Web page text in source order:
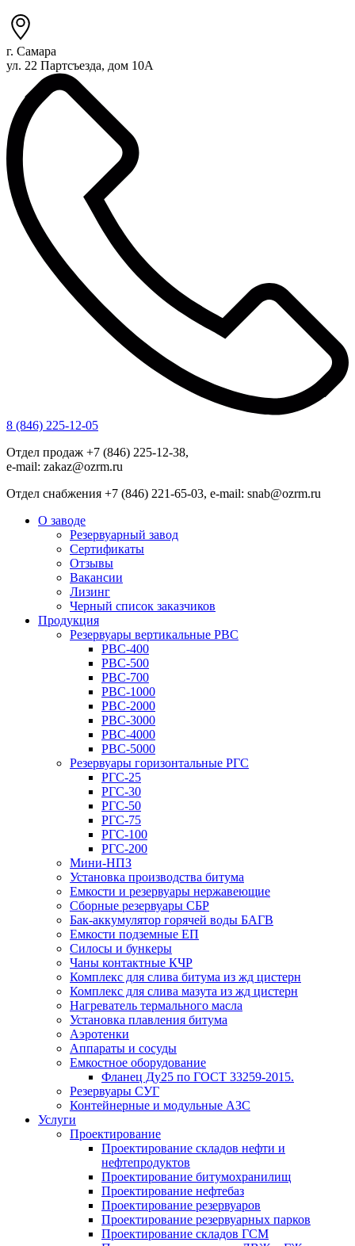
г. Самара
ул. 22 Партсъезда, дом 10А
8 (846) 225-12-05
Отдел продаж +7 (846) 225-12-38,
e-mail: zakaz@ozrm.ru
Отдел снабжения +7 (846) 221-65-03, e-mail: snab@ozrm.ru
О заводе
Резервуарный завод
Сертификаты
Отзывы
Вакансии
Лизинг
Черный список заказчиков
Продукция
Резервуары вертикальные РВС
РВС-400
РВС-500
РВС-700
РВС-1000
РВС-2000
РВС-3000
РВС-4000
РВС-5000
Резервуары горизонтальные РГС
РГС-25
РГС-30
РГС-50
РГС-75
РГС-100
РГС-200
Мини-НПЗ
Установка производства битума
Емкости и резервуары нержавеющие
Сборные резервуары СБР
Бак-аккумулятор горячей воды БАГВ
Емкости подземные ЕП
Силосы и бункеры
Чаны контактные КЧР
Комплекс для слива битума из жд цистерн
Комплекс для слива мазута из жд цистерн
Нагреватель термального масла
Установка плавления битума
Аэротенки
Аппараты и сосуды
Емкостное оборудование
Фланец Ду25 по ГОСТ 33259-2015.
Резервуары СУГ
Контейнерные и модульные АЗС
Услуги
Проектирование
Проектирование складов нефти и
нефтепродуктов
Проектирование битумохранилищ
Проектирование нефтебаз
Проектирование резервуаров
Проектирование резервуарных парков
Проектирование складов ГСМ